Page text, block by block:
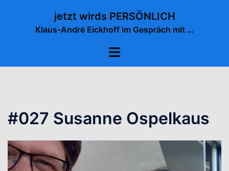
jetzt wirds PERSÖNLICH
Klaus-André Eickhoff im Gespräch mit …
Menü
#027 Susanne Ospelkaus